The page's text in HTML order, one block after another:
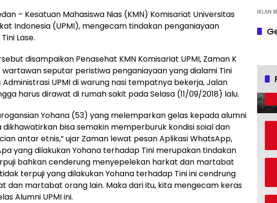
– Kesatuan Mahasiswa Nias (KMN) Komisariat Universitas
Indonesia (UPMI), mengecam tindakan penganiayaan
Lase.
disampaikan Penasehat KMN Komisariat UPMI, Zaman K
seputar peristiwa penganiayaan yang dialami Tini
Administrasi UPMI di warung nasi tempatnya bekerja, Jalan
harus dirawat di rumah sakit pada Selasa (11/09/2018) lalu.
Yohana (53) yang melemparkan gelas kepada alumni
dikhawatirkan bisa semakin memperburuk kondisi soial dan
antar etnis,” ujar Zaman lewat pesan Aplikasi WhatsApp,
yang dilakukan Yohana terhadap Tini merupakan tindakan
bahkan cenderung menyepelekan harkat dan martabat
terpuji yang dilakukan Yohana terhadap Tini ini cendrung
dan martabat orang lain. Maka dari itu, kita mengecam keras
Alumni UPMI ini.
IKLAN BI